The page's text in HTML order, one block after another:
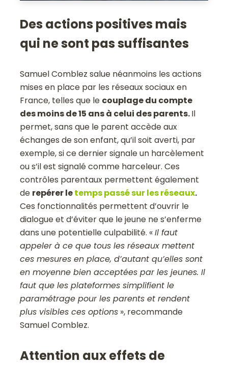
Des actions positives mais
qui ne sont pas suffisantes
Samuel Comblez salue néanmoins les actions
mises en place par les réseaux sociaux en
France, telles que le couplage du compte
des moins de 15 ans à celui des parents.Il
permet, sans que le parent accède aux
échanges de son enfant, qu’il soit averti, par
exemple, si ce dernier signale un harcèlement
ou s’il est signalé comme harceleur. Ces
contrôles parentaux permettent également
de repérer letemps passé sur les réseaux.
Ces fonctionnalités permettent d’ouvrir le
dialogue et d’éviter que le jeune ne s’enferme
dans une potentielle culpabilité. «Il faut
appeler à ce que tous les réseaux mettent
ces mesures en place, d’autant qu’elles sont
en moyenne bien acceptées par les jeunes. Il
faut que les plateformes simplifient le
paramétrage pour les parents et rendent
plus visibles ces options », recommande
Samuel Comblez.
Attention aux effets de